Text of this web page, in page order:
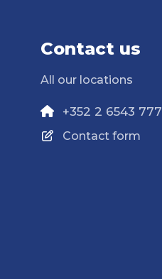
Contact us
All our locations
+352 2 6543 777
Contact form